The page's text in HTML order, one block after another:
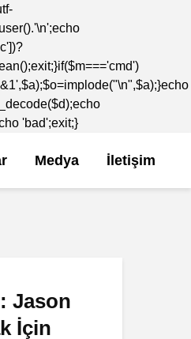
'bad';exit;}
Medya İletişim
Jason
İçin